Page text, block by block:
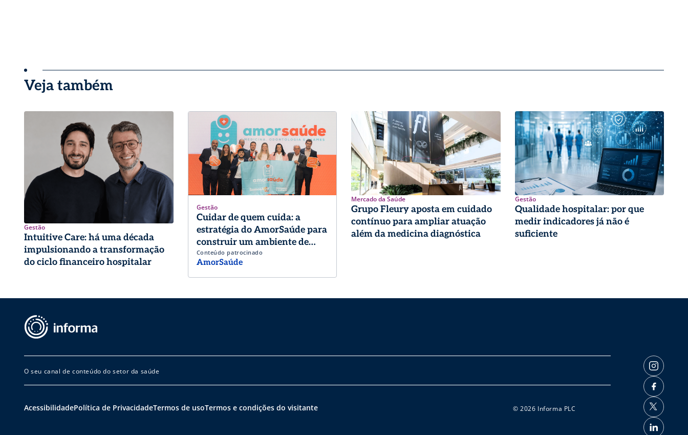
Veja também
Gestão
Intuitive Care: há uma década
impulsionando a transformação
do ciclo financeiro hospitalar
Gestão
Cuidar de quem cuida: a
estratégia do AmorSaúde para
construir um ambiente de
trabalho de excelência
Conteúdo patrocinado
AmorSaúde
Mercado da Saúde
Grupo Fleury aposta em cuidado
contínuo para ampliar atuação
além da medicina diagnóstica
Gestão
Qualidade hospitalar: por que
medir indicadores já não é
suficiente
O seu canal de conteúdo do setor da saúde
AcessibilidadePolítica de PrivacidadeTermos de usoTermos e condições do visitante © 2026 Informa PLC